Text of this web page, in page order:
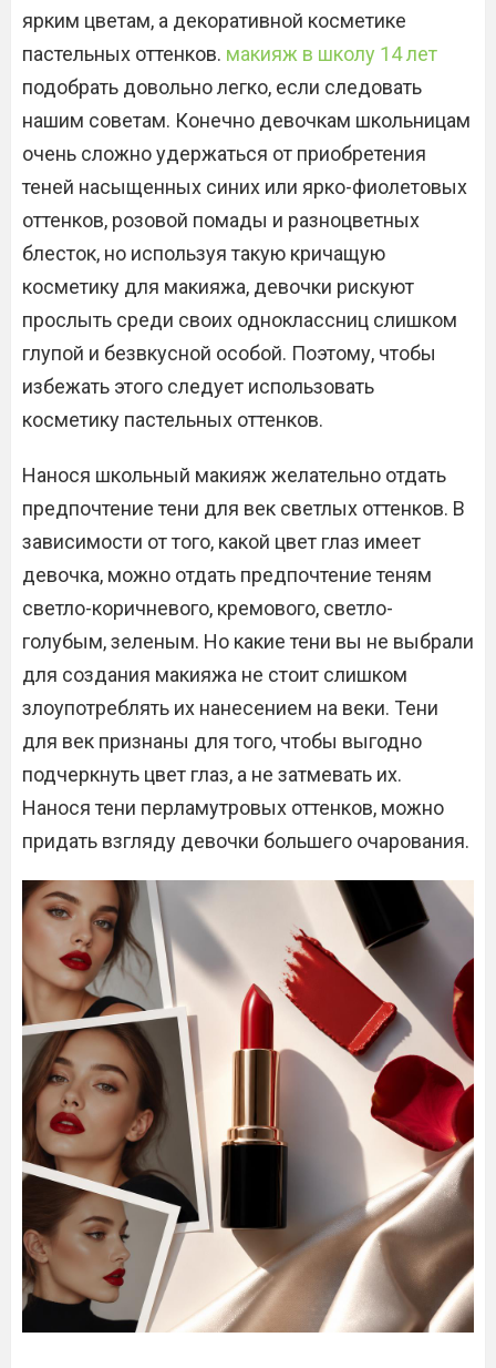
ярким цветам, а декоративной косметике
пастельных оттенков. макияж в школу 14 лет
подобрать довольно легко, если следовать
нашим советам. Конечно девочкам школьницам
очень сложно удержаться от приобретения
теней насыщенных синих или ярко-фиолетовых
оттенков, розовой помады и разноцветных
блесток, но используя такую кричащую
косметику для макияжа, девочки рискуют
прослыть среди своих одноклассниц слишком
глупой и безвкусной особой. Поэтому, чтобы
избежать этого следует использовать
косметику пастельных оттенков.
Нанося школьный макияж желательно отдать
предпочтение тени для век светлых оттенков. В
зависимости от того, какой цвет глаз имеет
девочка, можно отдать предпочтение теням
светло-коричневого, кремового, светло-
голубым, зеленым. Но какие тени вы не выбрали
для создания макияжа не стоит слишком
злоупотреблять их нанесением на веки. Тени
для век признаны для того, чтобы выгодно
подчеркнуть цвет глаз, а не затмевать их.
Нанося тени перламутровых оттенков, можно
придать взгляду девочки большего очарования.